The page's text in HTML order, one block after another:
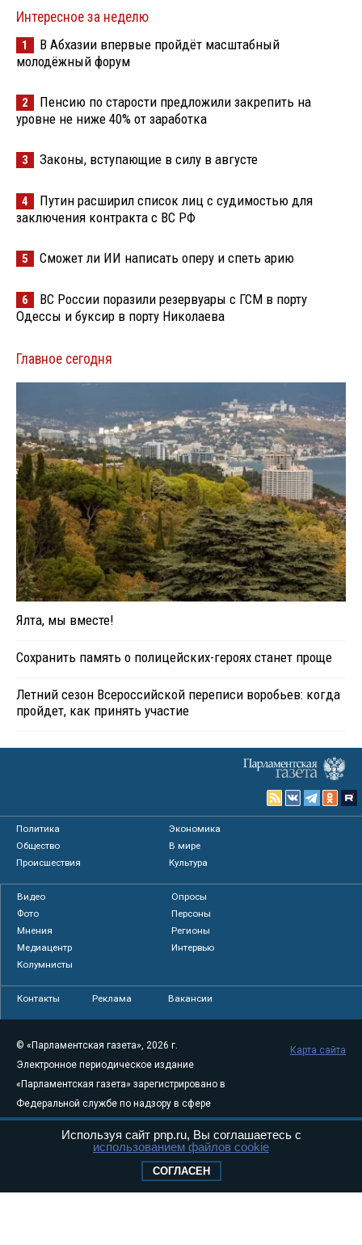
Интересное за неделю
1
В Абхазии впервые пройдёт масштабный
молодёжный форум
2
Пенсию по старости предложили закрепить на
уровне не ниже 40% от заработка
3 Законы, вступающие в силу в августе
4
Путин расширил список лиц с судимостью для
заключения контракта с ВС РФ
5 Сможет ли ИИ написать оперу и спеть арию
6
ВС России поразили резервуары с ГСМ в порту
Одессы и буксир в порту Николаева
Главное сегодня
Ялта, мы вместе!
Сохранить память о полицейских-героях станет проще
Летний сезон Всероссийской переписи воробьев: когда
пройдет, как принять участие
Политика
Экономика
Общество
В мире
Происшествия
Культура
Видео
Опросы
Фото
Персоны
Мнения
Регионы
Медиацентр
Интервью
Колумнисты
Контакты Реклама Вакансии
© «Парламентская газета», 2026 г.
Электронное периодическое издание
«Парламентская газета» зарегистрировано в
Федеральной службе по надзору в сфере
связи, информационных технологий и
массовых коммуникаций (Роскомнадзор) 05
Свидетельство о регистрации Эл № ФС77-
Карта сайта
Используя сайт pnp.ru, Вы соглашаетесь с
использованием файлов cookie
СОГЛАСЕН